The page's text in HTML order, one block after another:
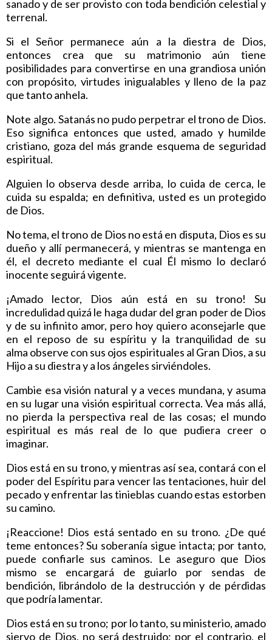
sanado y de ser provisto con toda bendición celestial y
terrenal.
Si el Señor permanece aún a la diestra de Dios,
entonces crea que su matrimonio aún tiene
posibilidades para convertirse en una grandiosa unión
con propósito, virtudes inigualables y lleno de la paz
que tanto anhela.
Note algo. Satanás no pudo perpetrar el trono de Dios.
Eso significa entonces que usted, amado y humilde
cristiano, goza del más grande esquema de seguridad
espiritual.
Alguien lo observa desde arriba, lo cuida de cerca, le
cuida su espalda; en definitiva, usted es un protegido
de Dios.
No tema, el trono de Dios no está en disputa, Dios es su
dueño y allí permanecerá, y mientras se mantenga en
él, el decreto mediante el cual Él mismo lo declaró
inocente seguirá vigente.
¡Amado lector, Dios aún está en su trono! Su
incredulidad quizá le haga dudar del gran poder de Dios
y de su infinito amor, pero hoy quiero aconsejarle que
en el reposo de su espíritu y la tranquilidad de su
alma observe con sus ojos espirituales al Gran Dios, a su
Hijo a su diestra y a los ángeles sirviéndoles.
Cambie esa visión natural y a veces mundana, y asuma
en su lugar una visión espiritual correcta. Vea más allá,
no pierda la perspectiva real de las cosas; el mundo
espiritual es más real de lo que pudiera creer o
imaginar.
Dios está en su trono, y mientras así sea, contará con el
poder del Espíritu para vencer las tentaciones, huir del
pecado y enfrentar las tinieblas cuando estas estorben
su camino.
¡Reaccione! Dios está sentado en su trono. ¿De qué
teme entonces? Su soberanía sigue intacta; por tanto,
puede confiarle sus caminos. Le aseguro que Dios
mismo se encargará de guiarlo por sendas de
bendición, librándolo de la destrucción y de pérdidas
que podría lamentar.
Dios está en su trono; por lo tanto, su ministerio, amado
siervo de Dios, no será destruido; por el contrario, el